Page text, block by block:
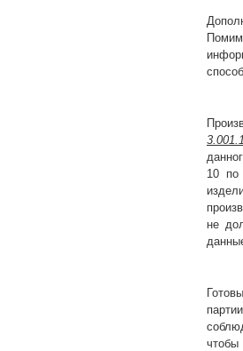
10 по
не
чтобы